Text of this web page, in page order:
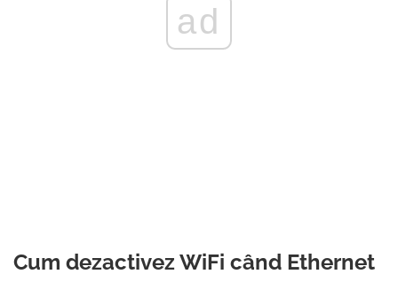
ad
Cum dezactivez WiFi când Ethernet